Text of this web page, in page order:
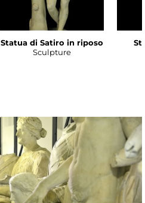
Statua di Satiro in riposo
Sculpture